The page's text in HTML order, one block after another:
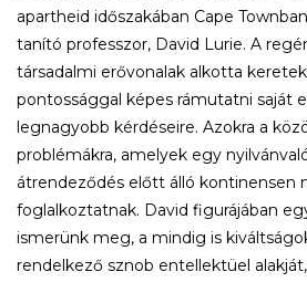
apartheid időszakában Cape
tanító professzor, David Lurie. A
társadalmi erővonalak alkotta
pontossággal képes rámutatni saját
legnagyobb kérdéseire. Azokra a
problémákra, amelyek egy
átrendeződés előtt álló kontinensen
foglalkoztatnak. David figurájában
ismerünk meg, a mindig is
rendelkező sznob entellektüel